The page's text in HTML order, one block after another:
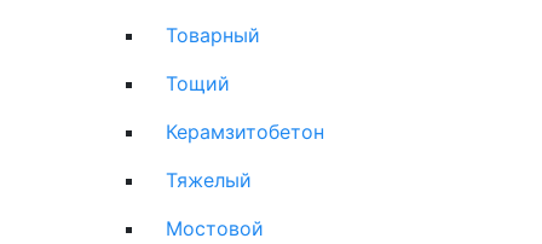
Товарный
Тощий
Керамзитобетон
Тяжелый
Мостовой